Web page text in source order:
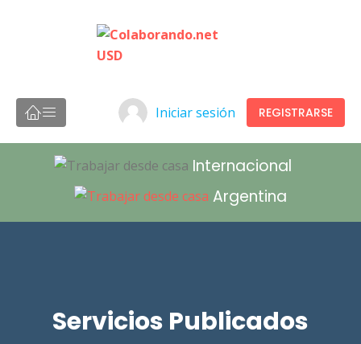
Iniciar sesión REGISTRARSE
Internacional
Argentina
Servicios Publicados